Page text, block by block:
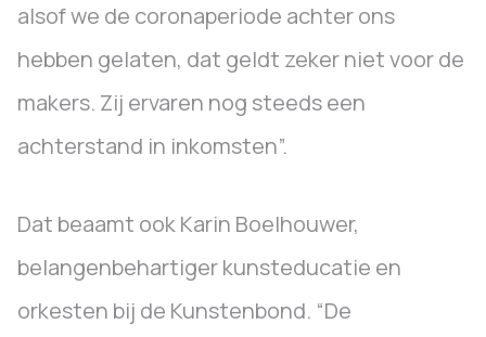
alsof we de coronaperiode achter ons
hebben gelaten, dat geldt zeker niet voor de
makers. Zij ervaren nog steeds een
achterstand in inkomsten”.
Dat beaamt ook Karin Boelhouwer,
belangenbehartiger kunsteducatie en
orkesten bij de Kunstenbond. “De